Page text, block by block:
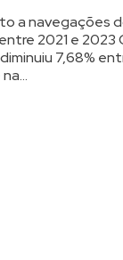
a navegações
2021 e 2023
7,68%